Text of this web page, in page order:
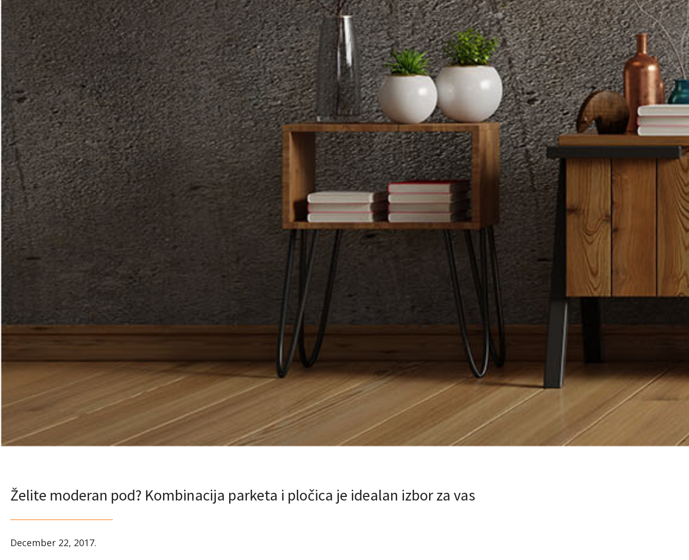
Želite moderan pod? Kombinacija parketa i pločica je idealan izbor za vas
December 22, 2017.